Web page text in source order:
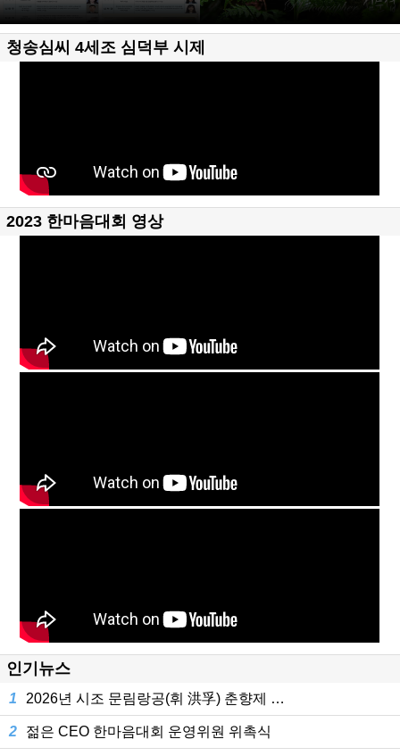
청송심씨 4세조 심덕부 시제
2023 한마음대회 영상
인기뉴스
1 2026년 시조 문림랑공(휘 洪孚) 춘향제 …
2 젊은 CEO 한마음대회 운영위원 위촉식